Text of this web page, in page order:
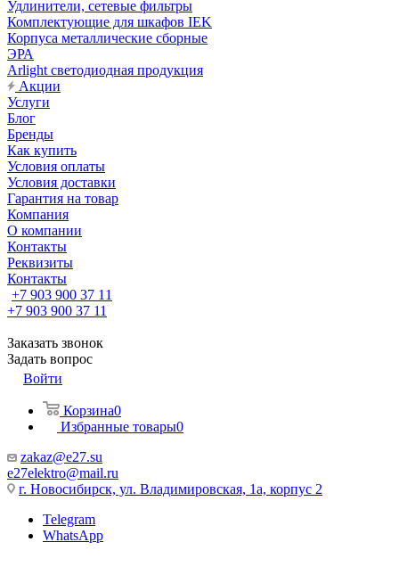
Удлинители, сетевые фильтры
Комплектующие для шкафов IEK
Корпуса металлические сборные
ЭРА
Arlight светодиодная продукция
Акции
Услуги
Блог
Бренды
Как купить
Условия оплаты
Условия доставки
Гарантия на товар
Компания
О компании
Контакты
Реквизиты
Контакты
+7 903 900 37 11
+7 903 900 37 11
Заказать звонок
Задать вопрос
Войти
Корзина0
Избранные товары0
zakaz@e27.su
e27elektro@mail.ru
г. Новосибирск, ул. Владимировская, 1а, корпус 2
Telegram
WhatsApp